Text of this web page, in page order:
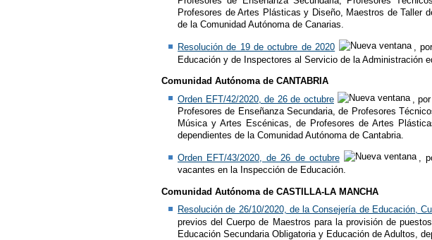
Profesores de Artes Plásticas y Diseño, Maestros de Taller
de la Comunidad Autónoma de Canarias.
Resolución de 19 de octubre de 2020
,
Educación y de Inspectores al Servicio de la Administración
Comunidad Autónoma de CANTABRIA
Orden EFT/42/2020, de 26 de octubre
,
Profesores de Enseñanza Secundaria, de Profesores
Música y Artes Escénicas, de Profesores de Artes
dependientes de la Comunidad Autónoma de Cantabria.
Orden EFT/43/2020, de 26 de octubre
,
vacantes en la Inspección de Educación.
Comunidad Autónoma de CASTILLA-LA MANCHA
Resolución de 26/10/2020, de la Consejería de Educación,
previos del Cuerpo de Maestros para la provisión de
Educación Secundaria Obligatoria y Educación de Adultos,